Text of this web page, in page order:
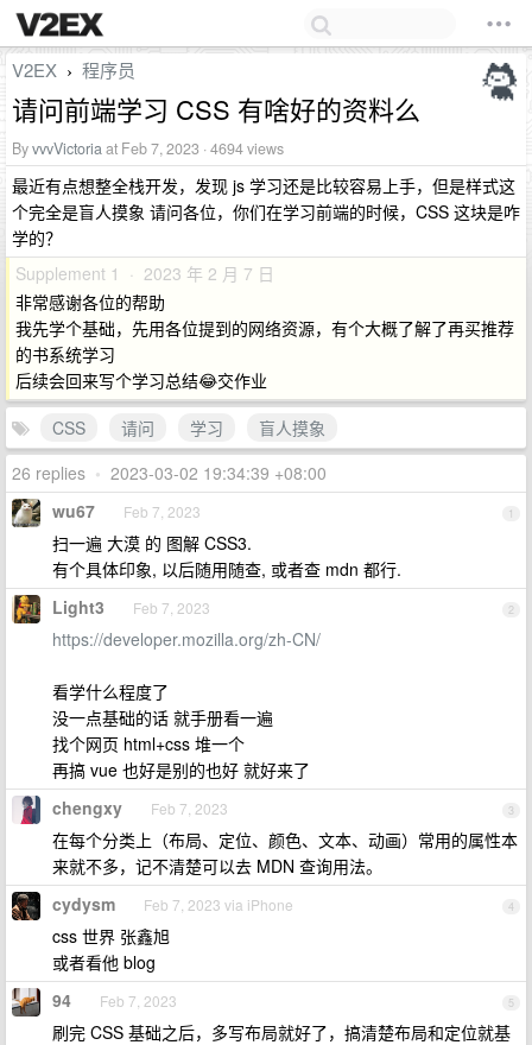
V2EX › 程序员
请问前端学习 CSS 有啥好的资料么
ByvvvVictoriaat Feb 7, 2023 · 4694 views
最近有点想整全栈开发，发现 js 学习还是比较容易上手，但是样式这
个完全是盲人摸象 请问各位，你们在学习前端的时候，CSS 这块是咋
学的？
Supplement 1 · 2023 年 2 月 7 日
非常感谢各位的帮助
我先学个基础，先用各位提到的网络资源，有个大概了解了再买推荐
的书系统学习
后续会回来写个学习总结😂交作业
CSS
请问 学习
盲人摸象
26 replies • 2023-03-02 19:34:39 +08:00
1
wu67 Feb 7, 2023
扫一遍 大漠 的 图解 CSS3.
有个具体印象, 以后随用随查, 或者查 mdn 都行.
2
Light3 Feb 7, 2023
https://developer.mozilla.org/zh-CN/
看学什么程度了
没一点基础的话 就手册看一遍
找个网页 html+css 堆一个
再搞 vue 也好是别的也好 就好来了
3
chengxy Feb 7, 2023
在每个分类上（布局、定位、颜色、文本、动画）常用的属性本
来就不多，记不清楚可以去 MDN 查询用法。
4
cydysm Feb 7, 2023 via iPhone
css 世界 张鑫旭
或者看他 blog
5
94 Feb 7, 2023
刷完 CSS 基础之后，多写布局就好了，搞清楚布局和定位就基